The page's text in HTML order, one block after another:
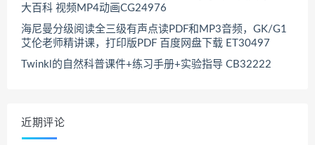
大百科 视频MP4动画CG24976
海尼曼分级阅读全三级有声点读PDF和MP3音频，GK/G1
艾伦老师精讲课，打印版PDF 百度网盘下载 ET30497
Twinkl的自然科普课件+练习手册+实验指导 CB32222
近期评论